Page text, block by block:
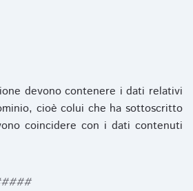
devono contenere i dati relativi
cioè colui che ha sottoscritto
coincidere con i dati contenuti